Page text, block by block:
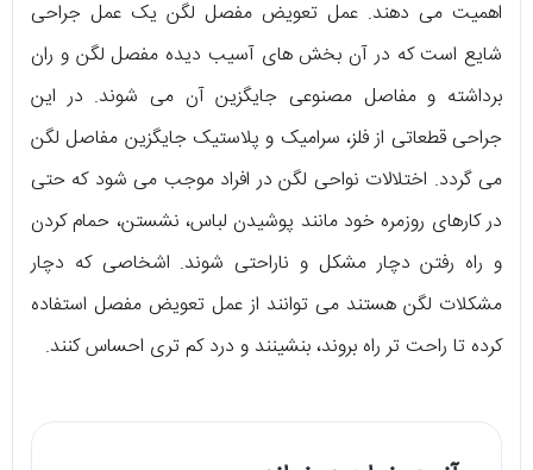
اهمیت می دهند. عمل تعویض مفصل لگن یک عمل جراحی
شایع است که در آن بخش های آسیب دیده مفصل لگن و ران
برداشته و مفاصل مصنوعی جایگزین آن می شوند. در این
جراحی قطعاتی از فلز، سرامیک و پلاستیک جایگزین مفاصل لگن
می گردد. اختلالات نواحی لگن در افراد موجب می شود که حتی
در کارهای روزمره خود مانند پوشیدن لباس، نشستن، حمام کردن
و راه رفتن دچار مشکل و ناراحتی شوند. اشخاصی که دچار
مشکلات لگن هستند می توانند از عمل تعویض مفصل استفاده
کرده تا راحت تر راه بروند، بنشینند و درد کم تری احساس کنند.